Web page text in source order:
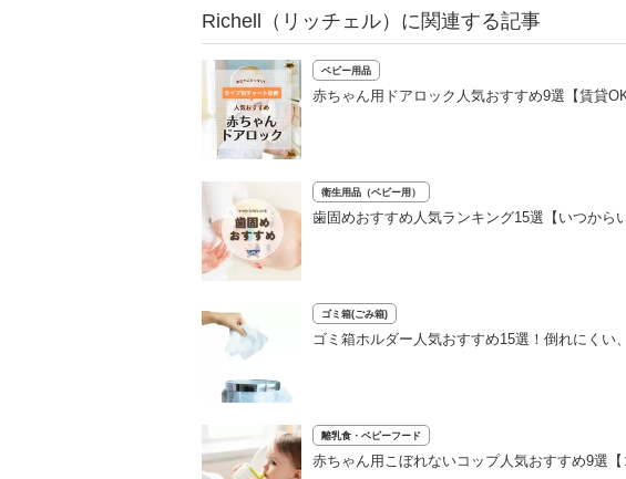
Richell（リッチェル）に関連する記事
ベビー用品
赤ちゃん用ドアロック人気おすすめ9選【賃貸
衛生用品（ベビー用）
歯固めおすすめ人気ランキング15選【いつか
ゴミ箱(ごみ箱)
ゴミ箱ホルダー人気おすすめ15選！倒れにくい
離乳食・ベビーフード
赤ちゃん用こぼれないコップ人気おすすめ9選